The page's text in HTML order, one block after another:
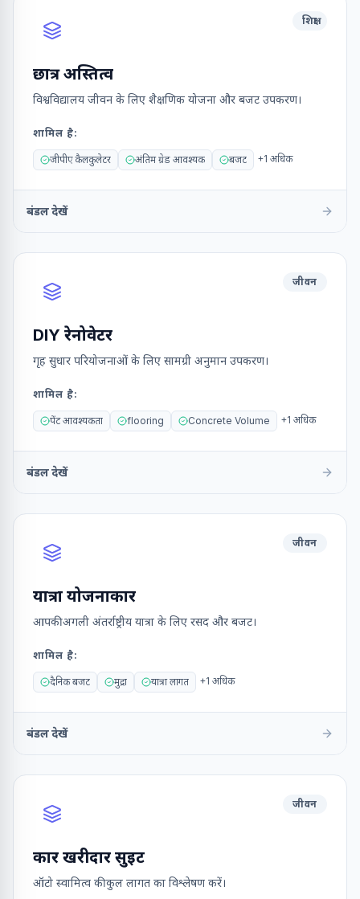
शिक्षा
छात्र अस्तित्व
विश्वविद्यालय जीवन के लिए शैक्षणिक योजना और बजट उपकरण।
शामिल है:
जीपीए कैलकुलेटर अंतिम ग्रेड आवश्यक बजट +1 अधिक
बंडल देखें
जीवन
DIY रेनोवेटर
गृह सुधार परियोजनाओं के लिए सामग्री अनुमान उपकरण।
शामिल है:
पेंट आवश्यकता flooring Concrete Volume +1 अधिक
बंडल देखें
जीवन
यात्रा योजनाकार
आपकी अगली अंतर्राष्ट्रीय यात्रा के लिए रसद और बजट।
शामिल है:
दैनिक बजट मुद्रा यात्रा लागत +1 अधिक
बंडल देखें
जीवन
कार खरीदार सुइट
ऑटो स्वामित्व की कुल लागत का विश्लेषण करें।